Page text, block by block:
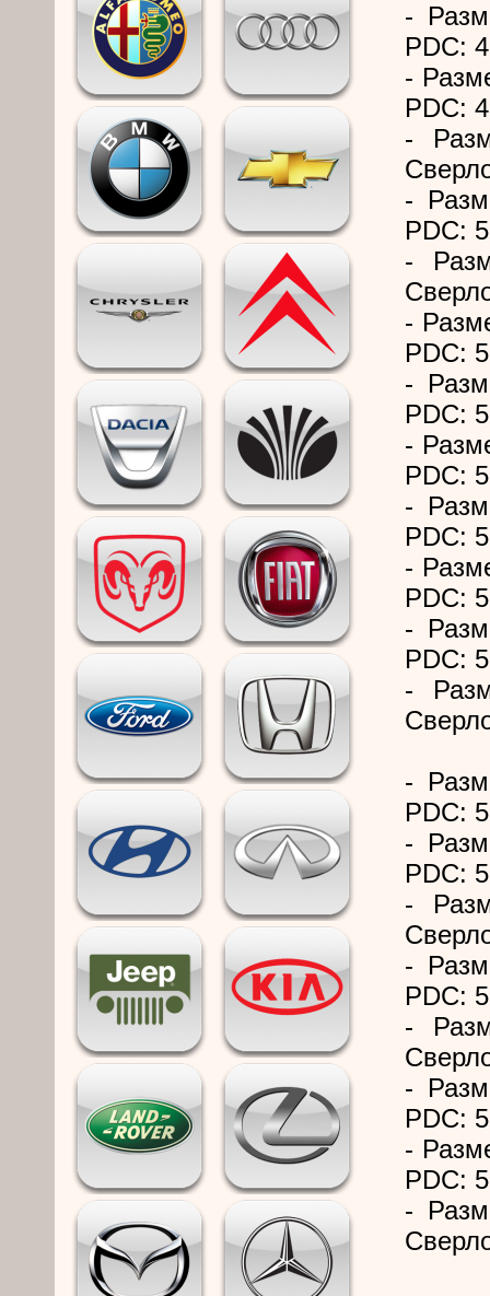
-
PDC:
-
PDC:
-
-
PDC:
-
-
PDC:
-
PDC:
-
PDC:
-
PDC:
-
PDC:
-
PDC:
-
-
PDC:
-
PDC:
-
-
PDC:
-
-
PDC:
-
PDC:
-